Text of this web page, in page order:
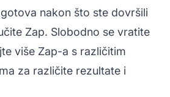
nakon što ste dovršili
Zap. Slobodno se vratite
više Zap-a s različitim
za različite rezultate i